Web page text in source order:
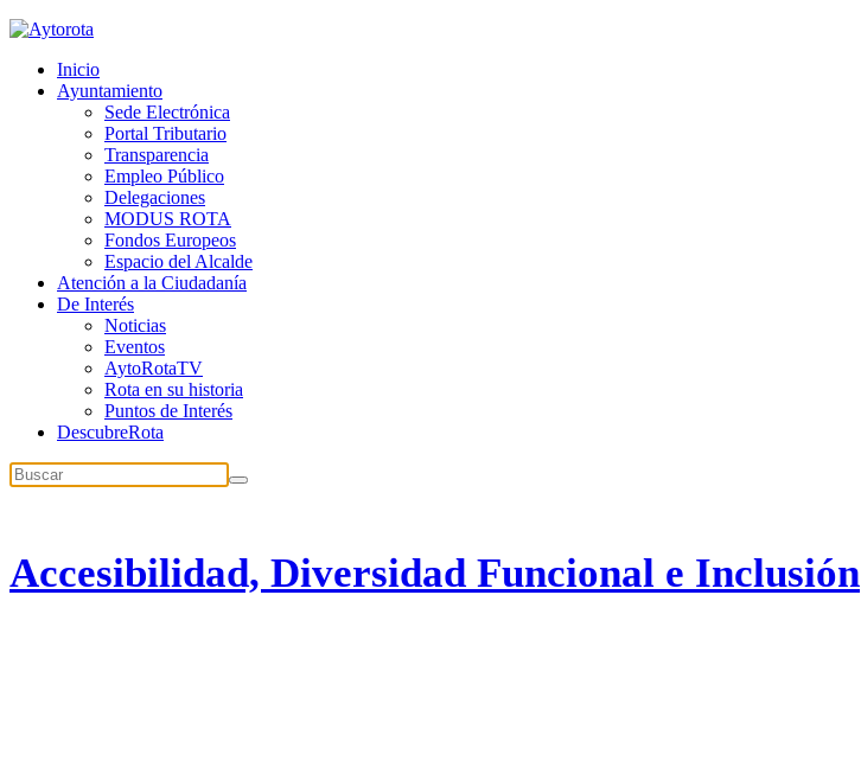
Inicio
Ayuntamiento
Sede Electrónica
Portal Tributario
Transparencia
Empleo Público
Delegaciones
MODUS ROTA
Fondos Europeos
Espacio del Alcalde
Atención a la Ciudadanía
De Interés
Noticias
Eventos
AytoRotaTV
Rota en su historia
Puntos de Interés
DescubreRota
Accesibilidad, Diversidad Funcional e Inclusión